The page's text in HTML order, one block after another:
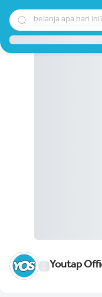
belanja apa hari
Youtap